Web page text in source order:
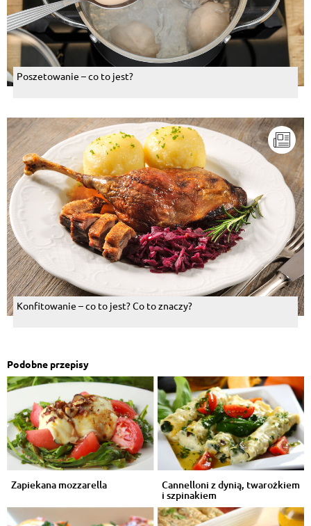
Poszetowanie – co to jest?
Konfitowanie – co to jest? Co to znaczy?
Podobne przepisy
Zapiekana mozzarella Cannelloni z dynią, twarożkiem
i szpinakiem